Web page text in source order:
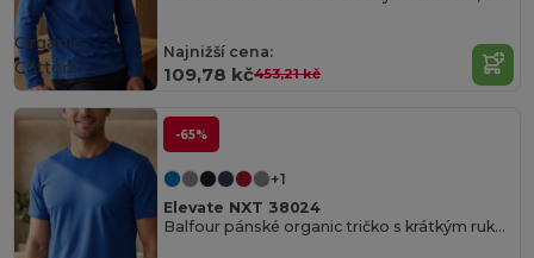
Najnižší cena:
109,78 kč453,21 kč
Organic
Cotton
-65%
+1
Elevate NXT 38024
Balfour pánské organic tričko s krátkým rukávem